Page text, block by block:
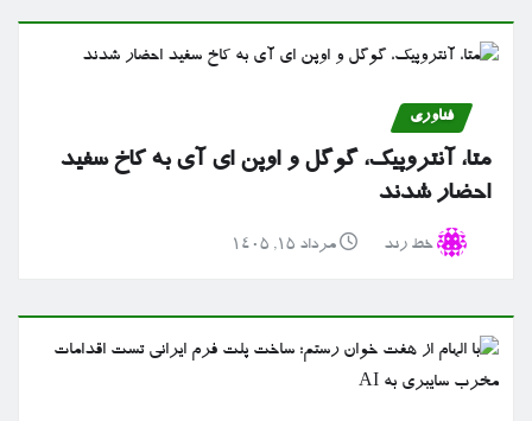
فناوری
متا، آنتروپیک، گوگل و اوپن ای آی به کاخ سفید
احضار شدند
خط رند مرداد ۱۵, ۱۴۰۵